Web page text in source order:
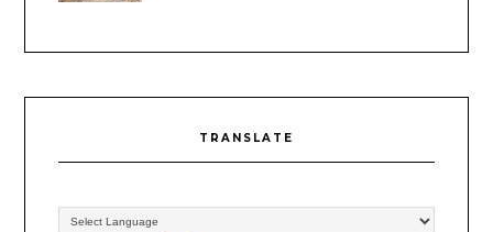
TRANSLATE